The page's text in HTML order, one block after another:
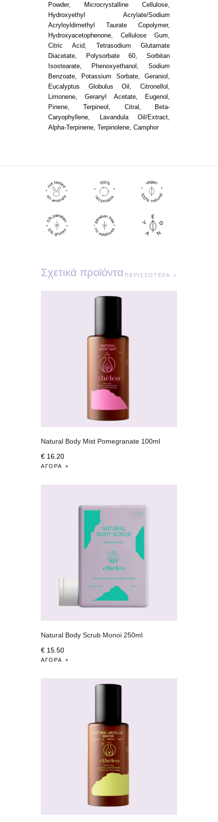
Powder, Microcrystalline Cellulose,
Hydroxyethyl Acrylate/Sodium
Acryloyldimethyl Taurate Copolymer,
Hydroxyacetophenone, Cellulose Gum,
Citric Acid, Tetrasodium Glutamate
Diacetate, Polysorbate 60, Sorbitan
Isostearate, Phenoxyethanol, Sodium
Benzoate, Potassium Sorbate, Geraniol,
Eucalyptus Globulus Oil, Citronellol,
Limonene, Geranyl Acetate, Eugenol,
Pinene, Terpineol, Citral, Beta-
Caryophyllene, Lavandula Oil/Extract,
Alpha-Terpinene, Terpinolene, Camphor
Σχετικά προϊόντα ΠΕΡΙΣΣΌΤΕΡΑ
Natural Body Mist Pomegranate 100ml
€ 16. 20
ΑΓΟΡΆ
Natural Body Scrub Monoi 250ml
€ 15. 50
ΑΓΟΡΆ